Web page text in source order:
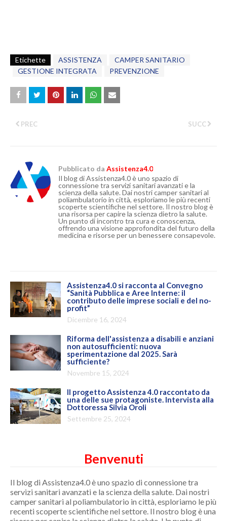
Etichette ASSISTENZA
CAMPER SANITARIO
GESTIONE INTEGRATA
PREVENZIONE
SUCC
PREC
Pubblicato da Assistenza4.0
Il blog di Assistenza4.0 è uno spazio di
connessione tra servizi sanitari avanzati e la
scienza della salute. Dai nostri camper sanitari al
poliambulatorio in città, esploriamo le più recenti
scoperte scientifiche nel settore. Il nostro blog è
una risorsa per capire la scienza dietro la salute.
Un punto di incontro tra cura e conoscenza,
offrendo una visione approfondita del futuro della
medicina e risorse per un benessere consapevole.
Assistenza4.0 si racconta al Convegno
“Sanità Pubblica e Aree Interne: il
contributo delle imprese sociali e del no-
profit”
Dicembre 16, 2024
Riforma dell'assistenza a disabili e anziani
non autosufficienti: nuova
sperimentazione dal 2025. Sarà
sufficiente?
Novembre 15, 2024
Il progetto Assistenza 4.0 raccontato da
una delle sue protagoniste. Intervista alla
Dottoressa Silvia Oroli
Settembre 25, 2024
Benvenuti
Il blog di Assistenza4.0 è uno spazio di connessione tra
servizi sanitari avanzati e la scienza della salute. Dai nostri
camper sanitari al poliambulatorio in città, esploriamo le più
recenti scoperte scientifiche nel settore. Il nostro blog è una